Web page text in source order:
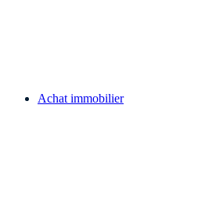
Achat immobilier